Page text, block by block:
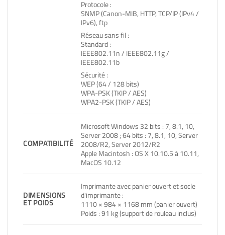
Protocole :
SNMP (Canon-MIB, HTTP, TCP/IP (IPv4 /
IPv6), ftp
Réseau sans fil :
Standard :
IEEE802.11n / IEEE802.11g /
IEEE802.11b
Sécurité :
WEP (64 / 128 bits)
WPA-PSK (TKIP / AES)
WPA2-PSK (TKIP / AES)
COMPATIBILITÉ
Microsoft Windows 32 bits : 7, 8.1, 10,
Server 2008 ; 64 bits : 7, 8.1, 10, Server
2008/R2, Server 2012/R2
Apple Macintosh : OS X 10.10.5 à 10.11,
MacOS 10.12
DIMENSIONS
ET POIDS
Imprimante avec panier ouvert et socle
d'imprimante :
1110 × 984 × 1168 mm (panier ouvert)
Poids : 91 kg (support de rouleau inclus)